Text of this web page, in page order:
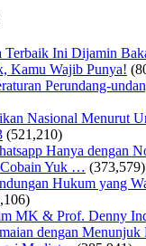
Terbaik Ini Dijamin
Kamu Wajib Punya!
Perundang-
Nasional Menurut
(521,210)
Hanya dengan
Cobain Yuk … (373,579)
Hukum yang
MK & Prof. Denny
dengan Menunjuk